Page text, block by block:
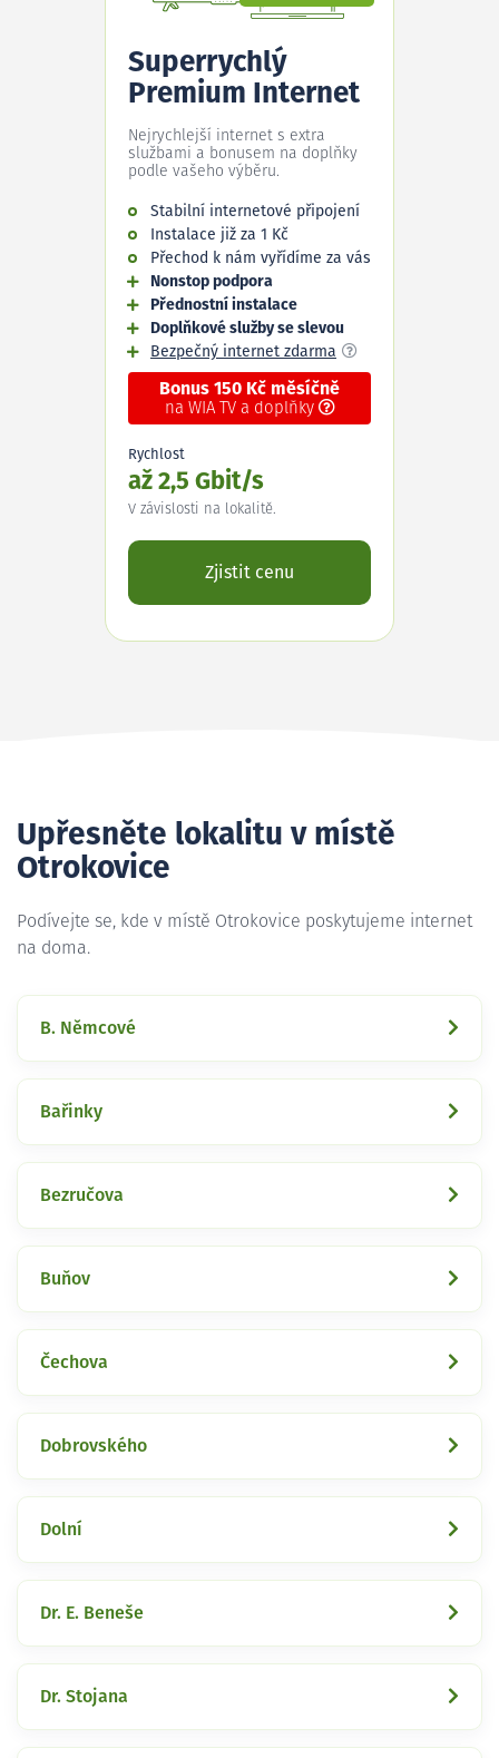
Superrychlý
Premium Internet
Nejrychlejší internet s extra
službami a bonusem na doplňky
podle vašeho výběru.
Stabilní internetové připojení
Instalace již za 1 Kč
Přechod k nám vyřídíme za vás
Nonstop podpora
Přednostní instalace
Doplňkové služby se slevou
Bezpečný internet zdarma
Bonus 150 Kč měsíčně
na WIA TV a doplňky
Rychlost
až 2,5 Gbit/s
V závislosti na lokalitě.
Zjistit cenu
Upřesněte lokalitu v místě
Otrokovice
Podívejte se, kde v místě Otrokovice poskytujeme internet
na doma.
B. Němcové
Bařinky
Bezručova
Buňov
Čechova
Dobrovského
Dolní
Dr. E. Beneše
Dr. Stojana